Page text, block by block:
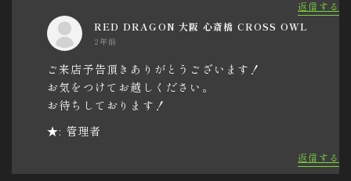
返信する
RED DRAGON 大阪 心斎橋 CROSS OWL
2年前
ご来店予告頂きありがとうございます！
お気をつけてお越しください。
お待ちしております！
★: 管理者
返信する